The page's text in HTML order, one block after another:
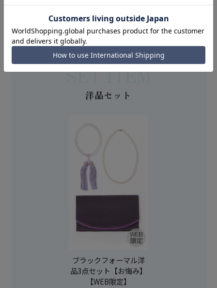
SET ITEM
洋品セット
ブラックフォーマル洋
品3点セット【お悔み】
【WEB限定】